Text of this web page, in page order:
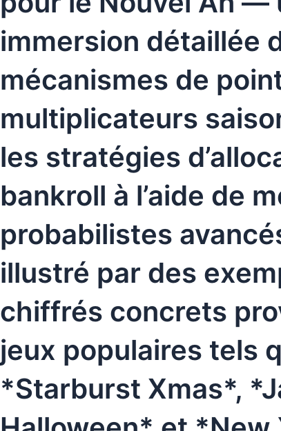
immersion détaillée
mécanismes de
multiplicateurs
les stratégies
bankroll à l’aide de
probabilistes
illustré par des
chiffrés concrets
jeux populaires tels
*Starburst Xmas*,